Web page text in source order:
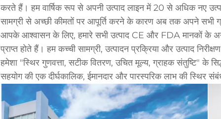
करते हैं। हम वार्षिक रूप से अपनी उत्पाद लाइन में 20 से अधिक नए
सामग्री से अच्छी कीमतों पर आपूर्ति करने के कारण अब तक अपने सभी
आपके आश्वासन के लिए, हमारे सभी उत्पाद CE और FDA मानकों के
प्राप्त होते हैं। हम कच्ची सामग्री, उत्पादन प्रक्रिया और उत्पाद
हमेशा "स्थिर गुणवत्ता, सटीक वितरण, उचित मूल्य, ग्राहक संतुष्टि" के
सहयोग की एक दीर्घकालिक, ईमानदार और पारस्परिक लाभ की स्थिर